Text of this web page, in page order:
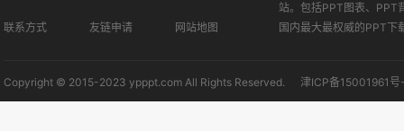
联系方式 友链申请 网站地图
站。包括PPT图表、PPT
国内最大最权威的PPT下
Copyright © 2015-2023 ypppt.com All Rights Reserved. 津ICP备15001961号